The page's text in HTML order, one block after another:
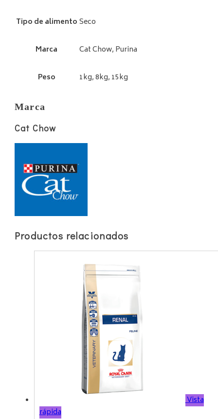
Tipo de alimento Seco
Marca Cat Chow, Purina
Peso 1kg, 8kg, 15kg
Marca
Cat Chow
Productos relacionados
Vista
rápida